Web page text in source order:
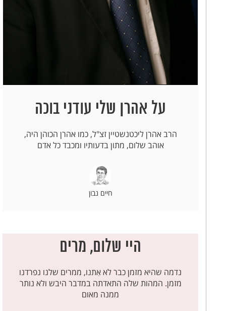
על אהרן שלי עודני בוכה
הרב אהרן ליכטנשטיין זצ"ל, כמו אהרן הכוהן היה,
אוהב שלום, מתון בדעותיו ומכבד כל אדם
חיים נבון
היי שלום, מרים
נדמה שהיא מזמן כבר לא אִתנו, ממרים שלנו נפרדנו
מזמן. המהות שלה התאדתה במדבר היבש ולא נותר
ממנה מאום